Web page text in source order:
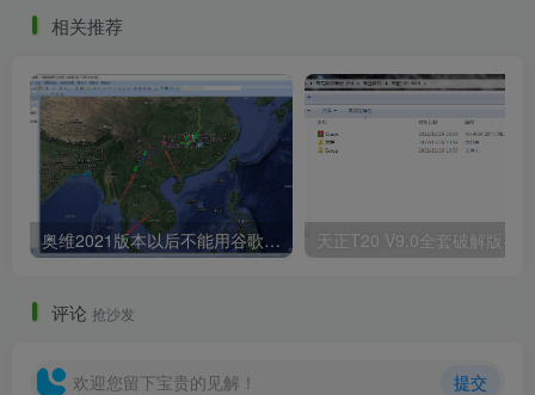
相关推荐
奥维2021版本以后不能用谷歌地图？最新解决办法苹果安卓电脑
评论 抢沙发
欢迎您留下宝贵的见解！ 提交